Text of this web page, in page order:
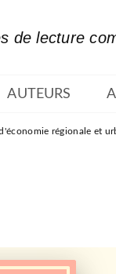
de lecture
AUTEURS
régionale et